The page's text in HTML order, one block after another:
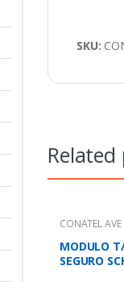
SKU:
CONATEL AVE
MODULO
SEGURO